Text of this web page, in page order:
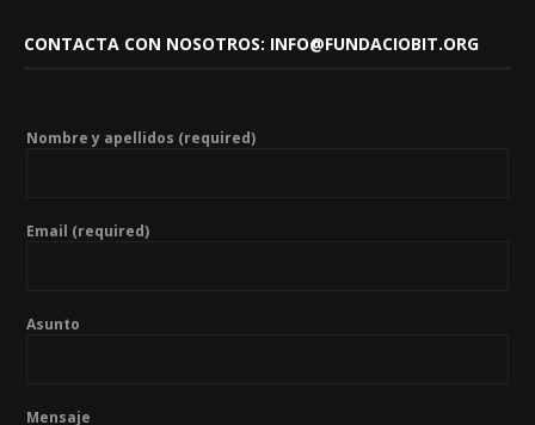
CONTACTA CON NOSOTROS: INFO@FUNDACIOBIT.ORG
Nombre y apellidos (required)
Email (required)
Asunto
Mensaje